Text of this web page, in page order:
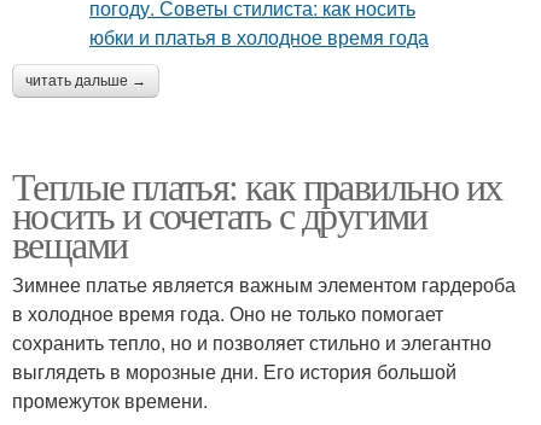
читать дальше →
Теплые платья: как правильно их
носить и сочетать с другими
вещами
Зимнее платье является важным элементом гардероба
в холодное время года. Оно не только помогает
сохранить тепло, но и позволяет стильно и элегантно
выглядеть в морозные дни. Его история большой
промежуток времени.